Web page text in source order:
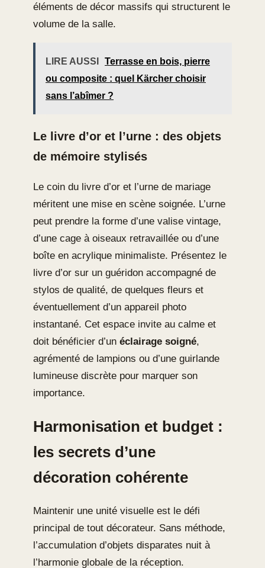
éléments de décor massifs qui structurent le
volume de la salle.
LIRE AUSSI
Terrasse en bois, pierre
ou composite : quel Kärcher choisir
sans l’abîmer ?
Le livre d’or et l’urne : des objets
de mémoire stylisés
Le coin du livre d’or et l’urne de mariage
méritent une mise en scène soignée. L’urne
peut prendre la forme d’une valise vintage,
d’une cage à oiseaux retravaillée ou d’une
boîte en acrylique minimaliste. Présentez le
livre d’or sur un guéridon accompagné de
stylos de qualité, de quelques fleurs et
éventuellement d’un appareil photo
instantané. Cet espace invite au calme et
doit bénéficier d’un éclairage soigné,
agrémenté de lampions ou d’une guirlande
lumineuse discrète pour marquer son
importance.
Harmonisation et budget :
les secrets d’une
décoration cohérente
Maintenir une unité visuelle est le défi
principal de tout décorateur. Sans méthode,
l’accumulation d’objets disparates nuit à
l’harmonie globale de la réception.